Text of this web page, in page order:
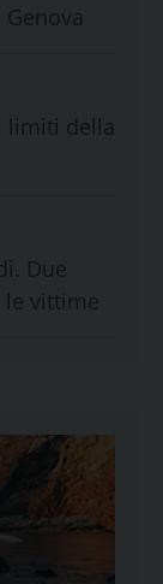
limiti della
Due
le vittime